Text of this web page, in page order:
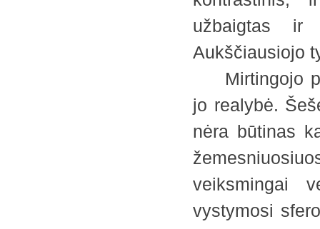
užbaigtas ir
Aukščiausiojo
Mirtingojo
jo realybė.
nėra būtinas
veiksmingai
vystymosi